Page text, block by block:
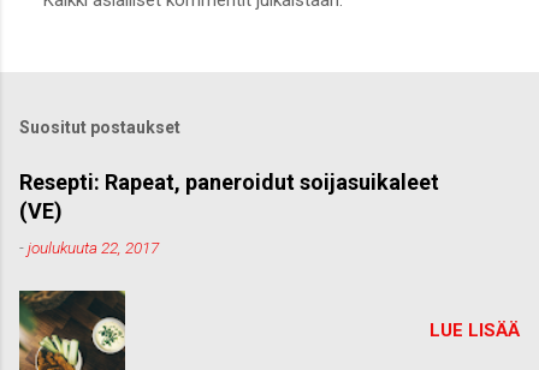
o
m
e
n
Suositut postaukset
Resepti: Rapeat, paneroidut soijasuikaleet
(VE)
-joulukuuta 22, 2017
LUE LISÄÄ